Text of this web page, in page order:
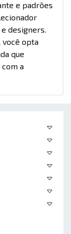
e padrões
designers.
você opta
que
a